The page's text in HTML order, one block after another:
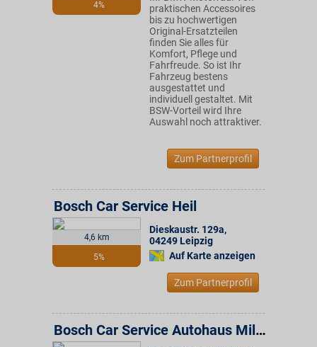
4%
praktischen Accessoires
bis zu hochwertigen
Original-Ersatzteilen
finden Sie alles für
Komfort, Pflege und
Fahrfreude. So ist Ihr
Fahrzeug bestens
ausgestattet und
individuell gestaltet. Mit
BSW-Vorteil wird Ihre
Auswahl noch attraktiver.
Zum Partnerprofil
4,6 km
5%
Bosch Car Service Heil
Dieskaustr. 129a,
04249 Leipzig
Auf Karte anzeigen
Zum Partnerprofil
Bosch Car Service Autohaus Miltitz